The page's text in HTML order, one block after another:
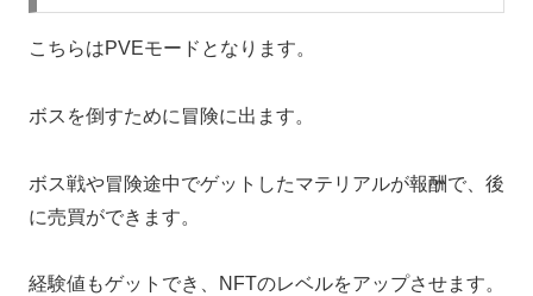
こちらはPVEモードとなります。
ボスを倒すために冒険に出ます。
ボス戦や冒険途中でゲットしたマテリアルが報酬で、後
に売買ができます。
経験値もゲットでき、NFTのレベルをアップさせます。